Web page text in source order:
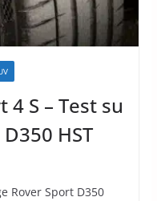
S – Test su
HST
Rover Sport D350